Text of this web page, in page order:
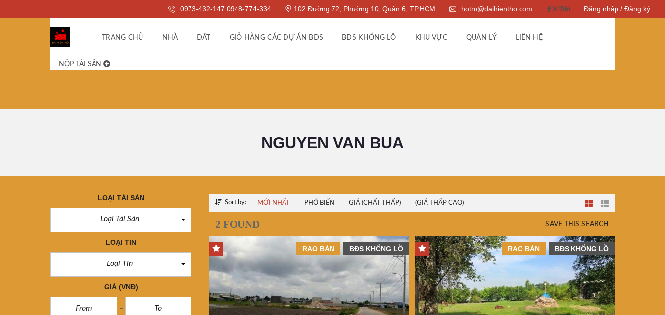
0973-432-147 0948-774-334 102 Đường 72, Phường 10, Quận 6, TP.HCM hotro@daihientho.com Đăng nhập / Đăng ký
TRANG CHỦ NHÀ ĐẤT GIỎ HÀNG CÁC DỰ ÁN BĐS BĐS KHỔNG LỒ KHU VỰC QUẢN LÝ LIÊN HỆ
NỘP TÀI SẢN
NGUYEN VAN BUA
LOẠI TÀI SẢN
Loại Tài Sản
LOẠI TIN
Loại Tin
GIÁ (VNĐ)
Sort by: MỚI NHẤT PHỔ BIẾN GIÁ (CHẤT THẤP) (GIÁ THẤP CAO)
SAVE THIS SEARCH
2 FOUND
BĐS KHỔNG LỒ
RAO BÁN BĐS KHỔNG LỒ
RAO BÁN